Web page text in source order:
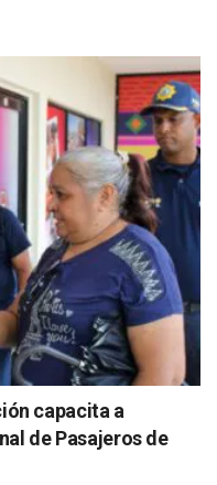
capacita a
de Pasajeros de